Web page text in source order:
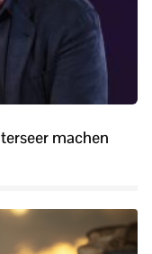
machen